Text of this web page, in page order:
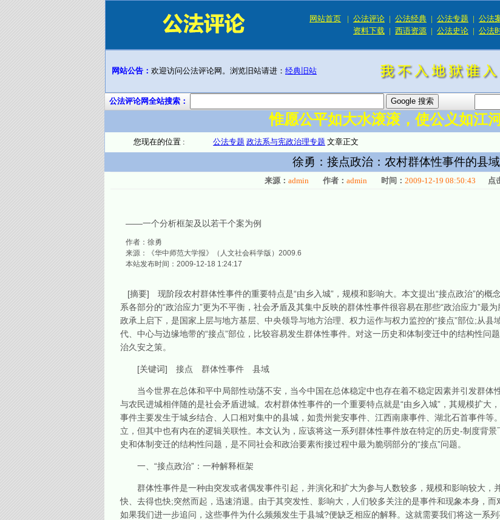
网站首页 | 公法评论 | 公法经典 | 公法专题 | 公法
资料下载 | 西语资源 | 公法史论 | 公法
网站公告： 欢迎访问公法评论网。浏览旧站请进： 经典旧站
公法评论网全站搜索：
惟愿公平如大水滚滚，使公义如江
您现在的位置 : 公法专题 政法系与宪政治理专题 文章正文
徐勇：接点政治：农村群体性事件的县
来源： admin 作者： admin 时间： 2009-12-19 08:50:43 点
――一个分析框架及以若干个案为例
作者：徐勇
来源：《华中师范大学报》（人文社会科学版）2009.6
本站发布时间：2009-12-18 1:24:17
[摘要] 现阶段农村群体性事件的重要特点是“由乡入城”，规模和影响大。本文提出“接点政治”的概
系各部分的“政治应力”更为不平衡，社会矛盾及其集中反映的群体性事件很容易在那些“政治应力”最
政承上启下，是国家上层与地方基层、中央领导与地方治理、权力运作与权力监控的“接点”部位;从县
代、中心与边缘地带的“接点”部位，比较容易发生群体性事件。对这一历史和体制变迁中的结构性问
治久安之策。
[关键词] 接点 群体性事件 县域
当今世界在总体和平中局部性动荡不安，当今中国在总体稳定中也存在着不稳定因素并引发群体
与农民进城相伴随的是社会矛盾进城。农村群体性事件的一个重要特点就是“由乡入城”，其规模扩大
事件主要发生于城乡结合、人口相对集中的县城，如贵州瓮安事件、江西南康事件、湖北石首事件等
立，但其中也有内在的逻辑关联性。本文认为，应该将这一系列群体性事件放在特定的历史-制度背
史和体制变迁的结构性问题，是不同社会和政治要素衔接过程中最为脆弱部分的“接点”问题。
一、“接点政治”：一种解释框架
群体性事件是一种由突发或者偶发事件引起，并演化和扩大为参与人数较多，规模和影响较大，
快、去得也快;突然而起，迅速消退。由于其突发性、影响大，人们较多关注的是事件和现象本身，而
如果我们进一步追问，这些事件为什么频频发生于县城?便缺乏相应的解释。这就需要我们将这一系